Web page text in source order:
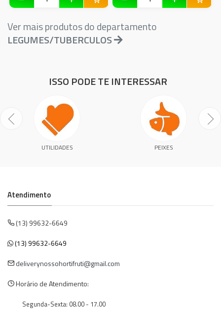
Ver mais produtos do departamento
LEGUMES/TUBERCULOS
ISSO PODE TE INTERESSAR
UTILIDADES PEIXES
Atendimento
(13) 99632-6649
(13) 99632-6649
deliverynossohortifruti@gmail.com
Horário de Atendimento:
Segunda-Sexta: 08.00 - 17.00